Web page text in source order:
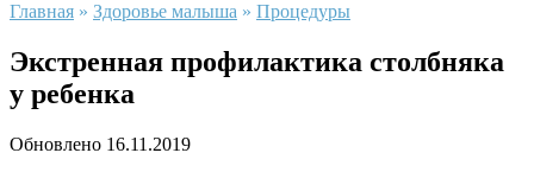
Главная » Здоровье малыша » Процедуры
Экстренная профилактика столбняка
у ребенка
Обновлено 16.11.2019